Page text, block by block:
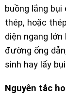
buồng lắng
thép, hoặc
diện ngang
đường ống
sinh hay lấy
Nguyên tắc